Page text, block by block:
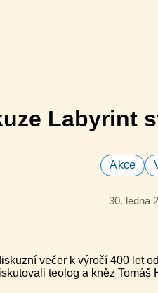
Labyrint
Akce
30. ledna
večer k výročí 400 let
teolog a kněz